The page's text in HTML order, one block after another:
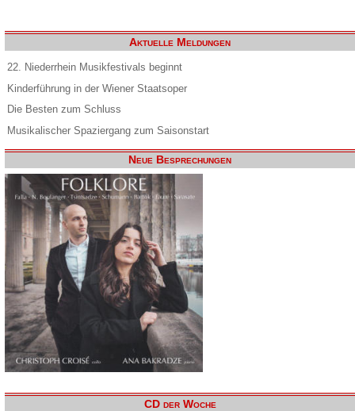
Aktuelle Meldungen
22. Niederrhein Musikfestivals beginnt
Kinderführung in der Wiener Staatsoper
Die Besten zum Schluss
Musikalischer Spaziergang zum Saisonstart
Neue Besprechungen
CD der Woche